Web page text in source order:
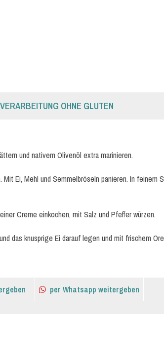
und nativem Olivenöl extra marinieren.
Ei, Mehl und Semmelbröseln panieren. In feinem
Creme einkochen, mit Salz und Pfeffer würzen.
das knusprige Ei darauf legen und mit frischem
VERARBEITUNG OHNE GLUTEN
per Whatsapp weitergeben